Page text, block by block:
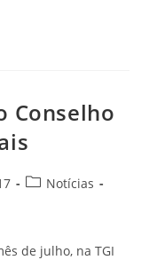
Conselho
Notícias
de julho, na TGI